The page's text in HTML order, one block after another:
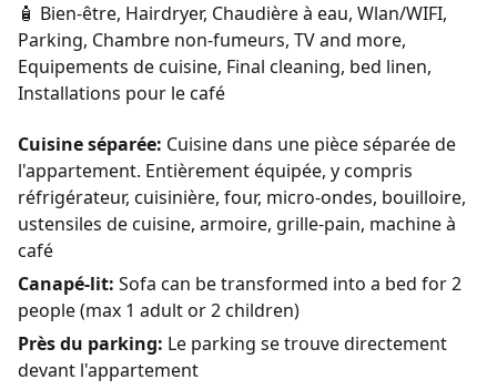
🧴 Bien-être, Hairdryer, Chaudière à eau, Wlan/WIFI,
Parking, Chambre non-fumeurs, TV and more,
Equipements de cuisine, Final cleaning, bed linen,
Installations pour le café
Cuisine séparée: Cuisine dans une pièce séparée de
l'appartement. Entièrement équipée, y compris
réfrigérateur, cuisinière, four, micro-ondes, bouilloire,
ustensiles de cuisine, armoire, grille-pain, machine à
café
Canapé-lit: Sofa can be transformed into a bed for 2
people (max 1 adult or 2 children)
Près du parking: Le parking se trouve directement
devant l'appartement